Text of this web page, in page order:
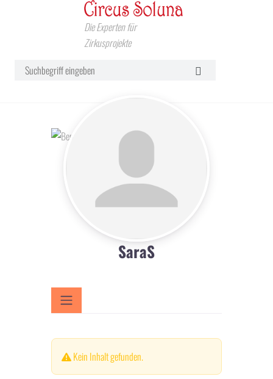
Die Experten für
Zirkusprojekte
SaraS
Kein Inhalt gefunden.